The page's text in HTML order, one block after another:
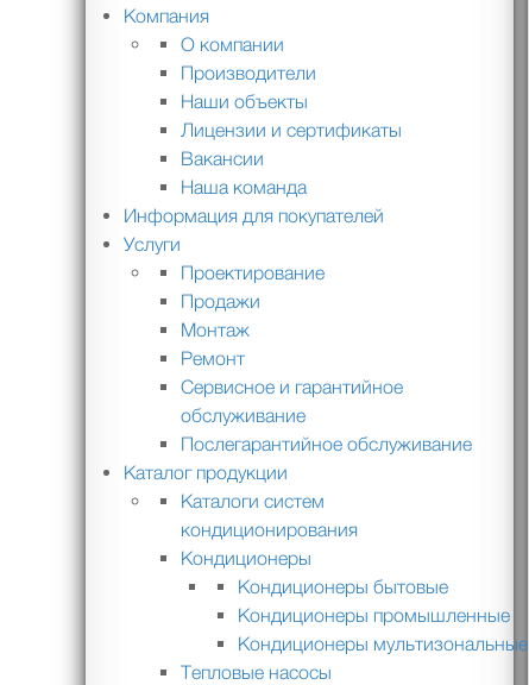
Компания
О компании
Производители
Наши объекты
Лицензии и сертификаты
Вакансии
Наша команда
Информация для покупателей
Услуги
Проектирование
Продажи
Монтаж
Ремонт
Сервисное и гарантийное
обслуживание
Послегарантийное обслуживание
Каталог продукции
Каталоги систем
кондиционирования
Кондиционеры
Кондиционеры бытовые
Кондиционеры промышленные
Кондиционеры мультизональные
Тепловые насосы